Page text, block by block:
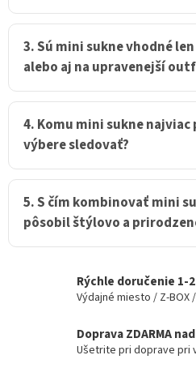
p
s
u
3. Sú mini sukne vhodné
alebo aj na upravenejší
4. Komu mini sukne
výbere sledovať?
5. S čím kombinovať mini
pôsobil štýlovo a
Rýchle doručenie 1-
Výdajné miesto / Z-BOX
Doprava ZDARMA
Ušetrite pri doprave pri